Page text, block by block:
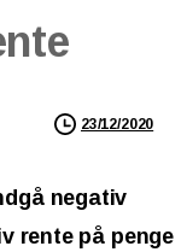
23/12/2020
negativ
rente på penge